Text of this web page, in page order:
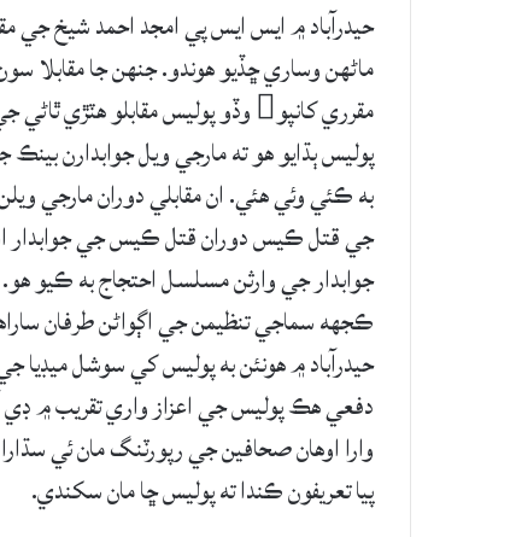
ماڻهن وساري ڇڏيو هوندو. جنهن جا مقابلا
به ڪئي وئي هئي. ان مقابلي دوران مارجي
جي قتل ڪيس دوران قتل ڪيس جي جوابدار
جوابدار جي وارثن مسلسل احتجاج به ڪيو
ڪجهه سماجي تنظيمن جي اڳواڻن طرفان
حيدرآباد ۾ هونئن به پوليس کي سوشل
وارا اوهان صحافين جي رپورٽنگ مان ئي
پيا تعريفون ڪندا ته پوليس ڇا مان سکندي.